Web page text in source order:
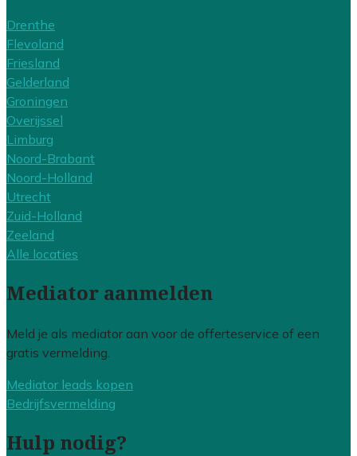
Drenthe
Flevoland
Friesland
Gelderland
Groningen
Overijssel
Limburg
Noord-Brabant
Noord-Holland
Utrecht
Zuid-Holland
Zeeland
Alle locaties
Mediator aanmelden
Meld je als mediator aan voor de offerteservice of een
gratis vermelding.
Mediator leads kopen
Bedrijfsvermelding
Hulp nodig?